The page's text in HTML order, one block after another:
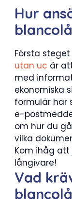
Hur
Första
utan uc är
med
ekonomiska
formulär har
e-
om hur du
vilka
Kom ihåg
långivare!
Vad